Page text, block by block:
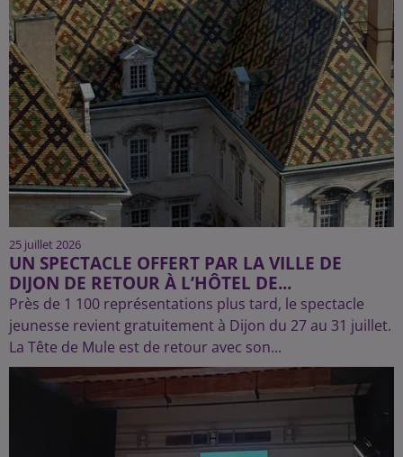
25 juillet 2026
UN SPECTACLE OFFERT PAR LA VILLE DE
DIJON DE RETOUR À L’HÔTEL DE...
Près de 1 100 représentations plus tard, le spectacle
jeunesse revient gratuitement à Dijon du 27 au 31 juillet.
La Tête de Mule est de retour avec son...